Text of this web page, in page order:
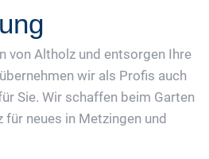
von Altholz und entsorgen Ihre
wir als Profis auch
Sie. Wir schaffen beim Garten
neues in Metzingen und